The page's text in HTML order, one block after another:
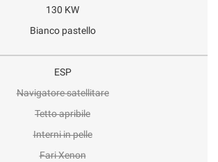
130 KW
Bianco pastello
ESP
Navigatore satellitare
Tetto apribile
Interni in pelle
Fari Xenon